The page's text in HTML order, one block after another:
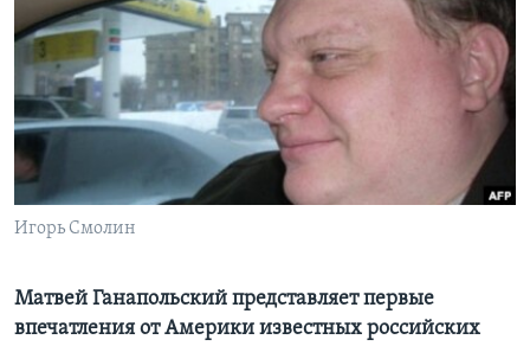
Learning English
СОЦИАЛЬНЫЕ СЕТИ
Языки
Игорь Смолин
Матвей Ганапольский представляет первые
впечатления от Америки известных российских